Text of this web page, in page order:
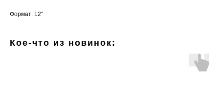
Формат: 12''
Кое-что из новинок: